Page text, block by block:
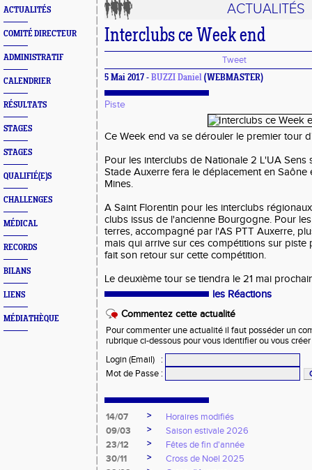
ACTUALITÉS
COMITÉ DIRECTEUR
ADMINISTRATIF
CALENDRIER
RÉSULTATS
STAGES
STAGES
QUALIFIÉ(E)S
CHALLENGES
MÉDICAL
RECORDS
BILANS
LIENS
MÉDIATHÈQUE
ACTUALITÉS
Interclubs ce Week end
Tweet
5 Mai 2017 - BUZZI Daniel (WEBMASTER)
Piste
Ce Week end va se dérouler le premier tour
Pour les interclubs de Nationale 2 L'UA Sens
Stade Auxerre fera le déplacement en Saône
Mines.
A Saint Florentin pour les interclubs
clubs issus de l'ancienne Bourgogne. Pour
terres, accompagné par l'AS PTT Auxerre,
mais qui arrive sur ces compétitions sur
fait son retour sur cette compétition.
Le deuxième tour se tiendra le 21 mai
les Réactions
Commentez cette actualité
Pour commenter une actualité il faut posséder un
rubrique ci-dessous pour vous identifier ou vous
Login (Email)
:
Mot de Passe :
14/07 >
Horaires modifiés
09/03
>
Saison estivale 2026
23/12
>
Fêtes de fin d'année
30/11
>
Cross de Noël 2025